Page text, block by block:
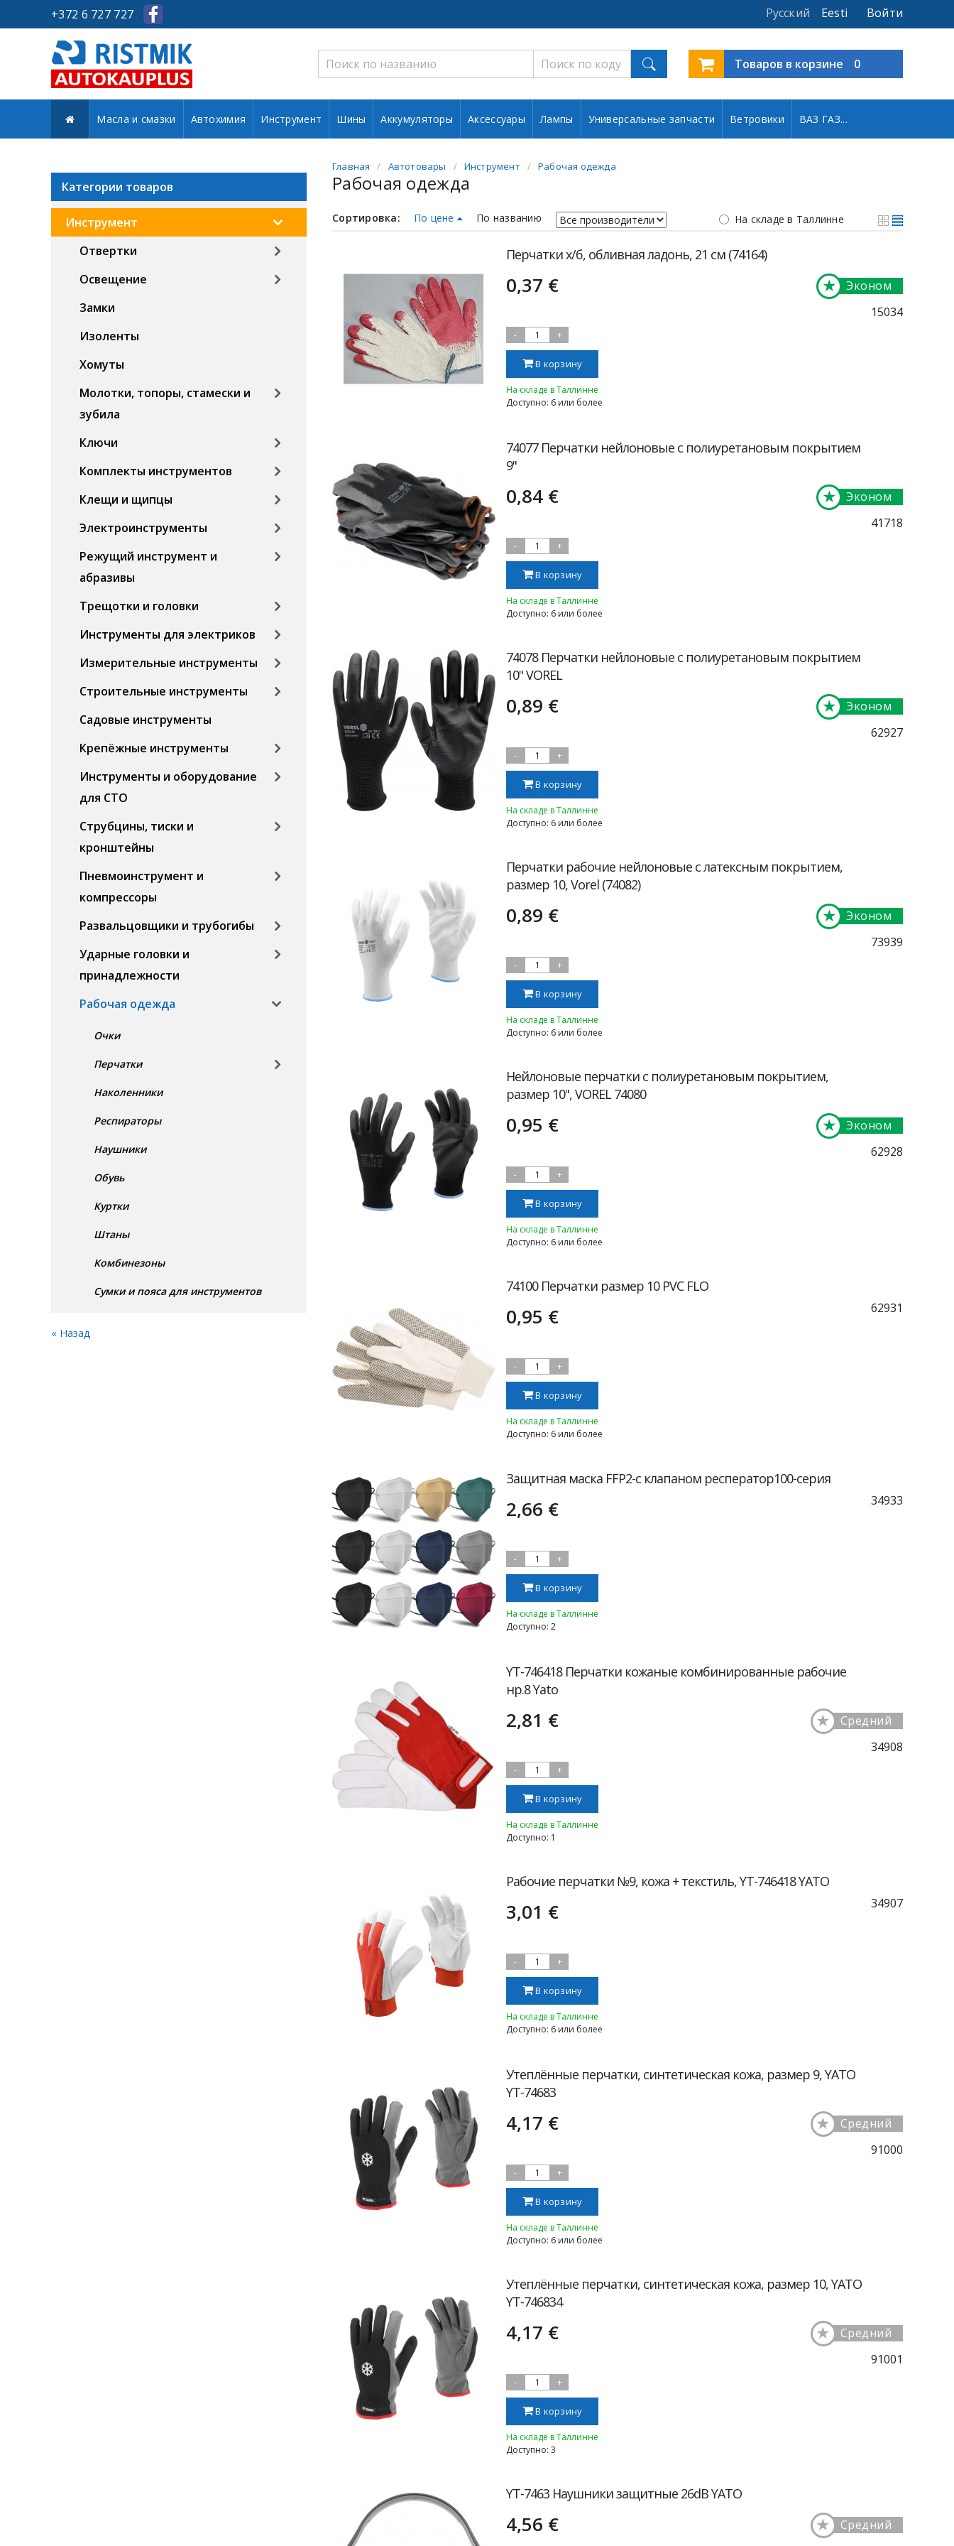
+372 6 727 727 Войти
Eesti
Русский
Товаров в корзине 0
Масла и смазки Автохимия Инструмент Шины Аккумуляторы Аксессуары Лампы Универсальные запчасти Ветровики ВАЗ ГАЗ...
Категории товаров
Инструмент
Отвертки
Освещение
Замки
Изоленты
Хомуты
Молотки, топоры, стамески и
зубила
Ключи
Комплекты инструментов
Клещи и щипцы
Электроинструменты
Режущий инструмент и
абразивы
Трещотки и головки
Инструменты для электриков
Измерительные инструменты
Строительные инструменты
Садовые инструменты
Крепёжные инструменты
Инструменты и оборудование
для СТО
Струбцины, тиски и
кронштейны
Пневмоинструмент и
компрессоры
Развальцовщики и трубогибы
Ударные головки и
принадлежности
Рабочая одежда
Очки
Перчатки
Наколенники
Респираторы
Наушники
Обувь
Куртки
Штаны
Комбинезоны
Сумки и пояса для инструментов
« Назад
Главная Автотовары Инструмент Рабочая одежда
Рабочая одежда
Сортировка: По цене По названию На складе в Таллинне
Перчатки х/б, обливная ладонь, 21 см (74164)
0,37 €
- 1 +
В корзину
На складе в Таллинне
Доступно: 6 или более
Эконом
★
15034
74077 Перчатки нейлоновые с полиуретановым покрытием
9"
0,84 €
- 1 +
В корзину
На складе в Таллинне
Доступно: 6 или более
Эконом
★
41718
74078 Перчатки нейлоновые с полиуретановым покрытием
10" VOREL
0,89 €
- 1 +
В корзину
На складе в Таллинне
Доступно: 6 или более
Эконом
★
62927
Перчатки рабочие нейлоновые с латексным покрытием,
размер 10, Vorel (74082)
0,89 €
- 1 +
В корзину
На складе в Таллинне
Доступно: 6 или более
Эконом
★
73939
Нейлоновые перчатки с полиуретановым покрытием,
размер 10", VOREL 74080
0,95 €
- 1 +
В корзину
На складе в Таллинне
Доступно: 6 или более
Эконом
★
62928
74100 Перчатки размер 10 PVC FLO
0,95 €
- 1 +
В корзину
На складе в Таллинне
Доступно: 6 или более
62931
Защитная маска FFP2-с клапаном респератор100-серия
2,66 €
- 1 +
В корзину
На складе в Таллинне
Доступно: 2
34933
YT-746418 Перчатки кожаные комбинированные рабочие
нр.8 Yato
2,81 €
- 1 +
В корзину
На складе в Таллинне
Доступно: 1
Средний
★
34908
Рабочие перчатки №9, кожа + текстиль, YT-746418 YATO
3,01 €
- 1 +
В корзину
На складе в Таллинне
Доступно: 6 или более
34907
Утеплённые перчатки, синтетическая кожа, размер 9, YATO
YT-74683
4,17 €
- 1 +
В корзину
На складе в Таллинне
Доступно: 6 или более
Средний
★
91000
Утеплённые перчатки, синтетическая кожа, размер 10, YATO
YT-746834
4,17 €
- 1 +
В корзину
На складе в Таллинне
Доступно: 3
Средний
★
91001
YT-7463 Наушники защитные 26dB YATO
4,56 € Средний
★